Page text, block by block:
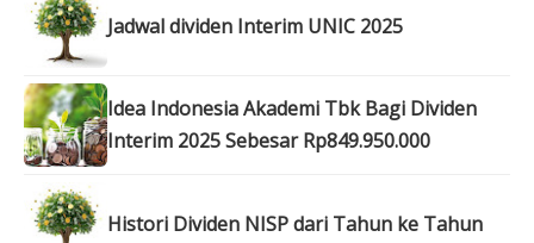
Jadwal dividen Interim UNIC 2025
Idea Indonesia Akademi Tbk Bagi Dividen
Interim 2025 Sebesar Rp849.950.000
Histori Dividen NISP dari Tahun ke Tahun